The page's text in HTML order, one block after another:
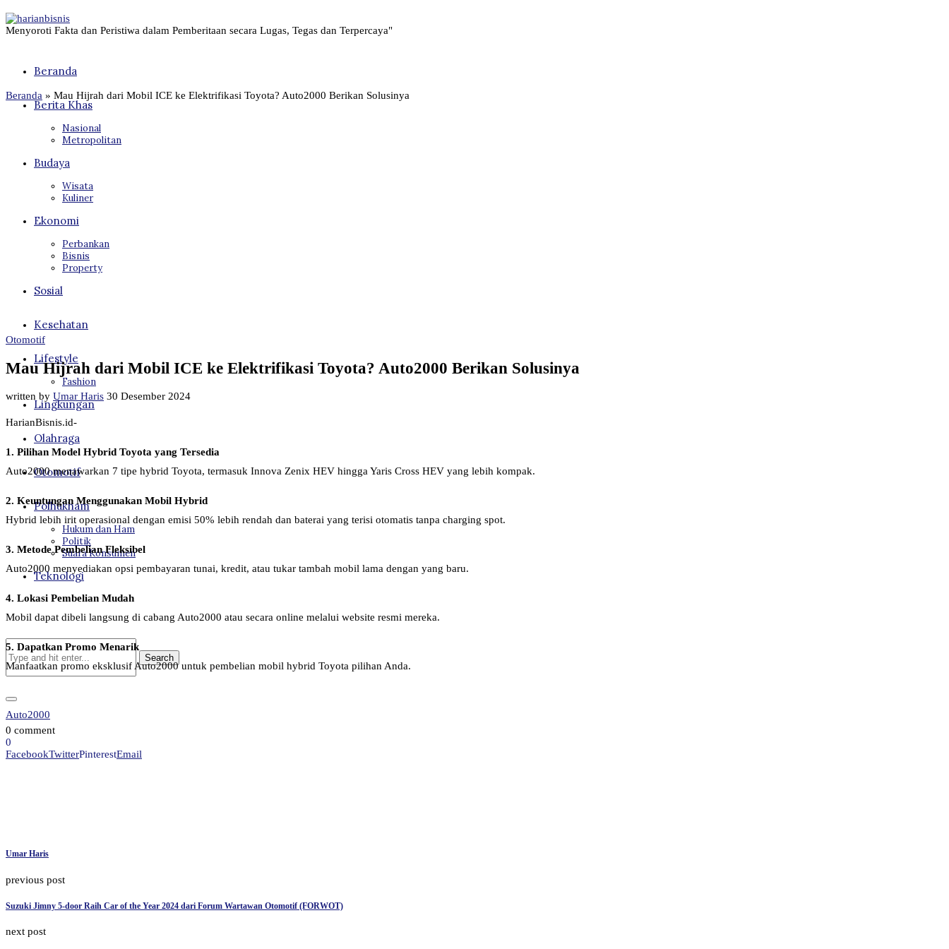
Menyoroti Fakta dan Peristiwa dalam Pemberitaan secara Lugas, Tegas dan Terpercaya"
Beranda
Berita Khas
Nasional
Metropolitan
Budaya
Wisata
Kuliner
Ekonomi
Perbankan
Bisnis
Property
Sosial
Kesehatan
Lifestyle
Fashion
Lingkungan
Olahraga
Otomotif
Polhukham
Hukum dan Ham
Politik
Suara Konsumen
Teknologi
Beranda » Mau Hijrah dari Mobil ICE ke Elektrifikasi Toyota? Auto2000 Berikan Solusinya
Otomotif
Mau Hijrah dari Mobil ICE ke Elektrifikasi Toyota? Auto2000 Berikan Solusinya
written by Umar Haris 30 Desember 2024
HarianBisnis.id-
1. Pilihan Model Hybrid Toyota yang Tersedia
Auto2000 menawarkan 7 tipe hybrid Toyota, termasuk Innova Zenix HEV hingga Yaris Cross HEV yang lebih kompak.
2. Keuntungan Menggunakan Mobil Hybrid
Hybrid lebih irit operasional dengan emisi 50% lebih rendah dan baterai yang terisi otomatis tanpa charging spot.
3. Metode Pembelian Fleksibel
Auto2000 menyediakan opsi pembayaran tunai, kredit, atau tukar tambah mobil lama dengan yang baru.
4. Lokasi Pembelian Mudah
Mobil dapat dibeli langsung di cabang Auto2000 atau secara online melalui website resmi mereka.
5. Dapatkan Promo Menarik
Manfaatkan promo eksklusif Auto2000 untuk pembelian mobil hybrid Toyota pilihan Anda.
Auto2000
0 comment
0
FacebookTwitterPinterestEmail
Umar Haris
previous post
Suzuki Jimny 5-door Raih Car of the Year 2024 dari Forum Wartawan Otomotif (FORWOT)
next post